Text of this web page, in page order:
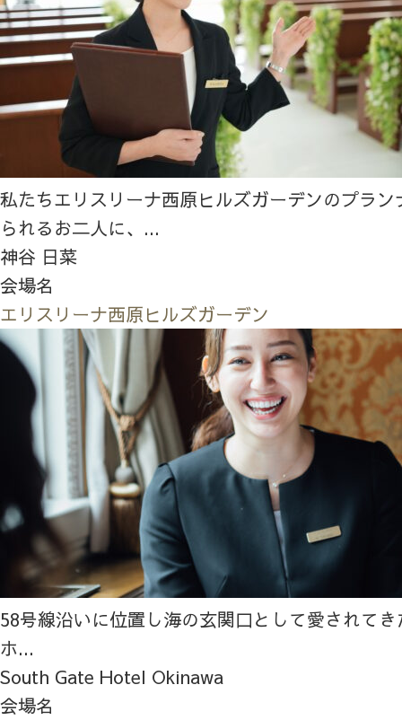
私たちエリスリーナ西原ヒルズガーデンのプラ
られるお二人に、...
神谷 日菜
会場名
エリスリーナ西原ヒルズガーデン
58号線沿いに位置し海の玄関口として愛されて
ホ...
South Gate Hotel Okinawa
会場名